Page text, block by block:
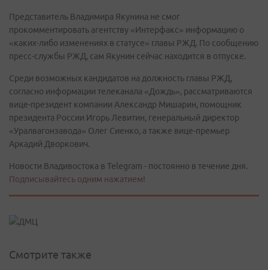
Представитель Владимира Якунина не смог
прокомментировать агентству «Интерфакс» информацию о
«каких-либо изменениях в статусе» главы РЖД. По сообщению
пресс-службы РЖД, сам Якунин сейчас находится в отпуске.
Среди возможных кандидатов на должность главы РЖД,
согласно информации телеканала «Дождь», рассматриваются
вице-президент компании Александр Мишарин, помощник
президента России Игорь Левитин, генеральный директор
«Уралвагонзавода» Олег Сиенко, а также вице-премьер
Аркадий Дворкович.
Новости Владивостока в Telegram - постоянно в течение дня.
Подписывайтесь одним нажатием!
Смотрите также